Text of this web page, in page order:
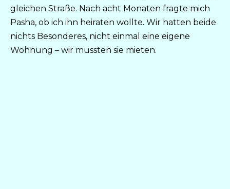
gleichen Straße. Nach acht Monaten fragte mich
Pasha, ob ich ihn heiraten wollte. Wir hatten beide
nichts Besonderes, nicht einmal eine eigene
Wohnung – wir mussten sie mieten.